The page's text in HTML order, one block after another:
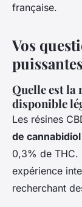
française.
Vos
Quelle est la
disponible
Les résines
de cannabidiol
0,3% de THC.
expérience
recherchant